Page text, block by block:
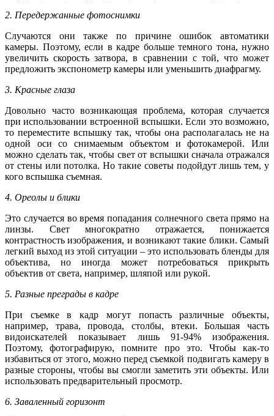
2. Передержанные фотоснимки
Случаются они также по причине ошибок автоматики
камеры. Поэтому, если в кадре больше темного тона, нужно
увеличить скорость затвора, в сравнении с той, что может
предложить экспонометр камеры или уменьшить диафрагму.
3. Красные глаза
Довольно часто возникающая проблема, которая случается
при использовании встроенной вспышки. Если это возможно,
то переместите вспышку так, чтобы она располагалась не на
одной оси со снимаемым объектом и фотокамерой. Или
можно сделать так, чтобы свет от вспышки сначала отражался
от стены или потолка. Но такие советы подойдут лишь тем, у
кого вспышка съемная.
4. Ореолы и блики
Это случается во время попадания солнечного света прямо на
линзы. Свет многократно отражается, понижается
контрастность изображения, и возникают такие блики. Самый
легкий выход из этой ситуации – это использовать бленды для
объектива, но иногда может потребоваться прикрыть
объектив от света, например, шляпой или рукой.
5. Разные преграды в кадре
При съемке в кадр могут попасть различные объекты,
например, трава, провода, столбы, втеки. Большая часть
видоискателей показывает лишь 91-94% изображения.
Поэтому, фотографирую, помните про это. Чтобы как-то
избавиться от этого, можно перед съемкой подвигать камеру в
разные стороны, чтобы вы смогли заметить эти объекты. Или
использовать предварительный просмотр.
6. Заваленный горизонт